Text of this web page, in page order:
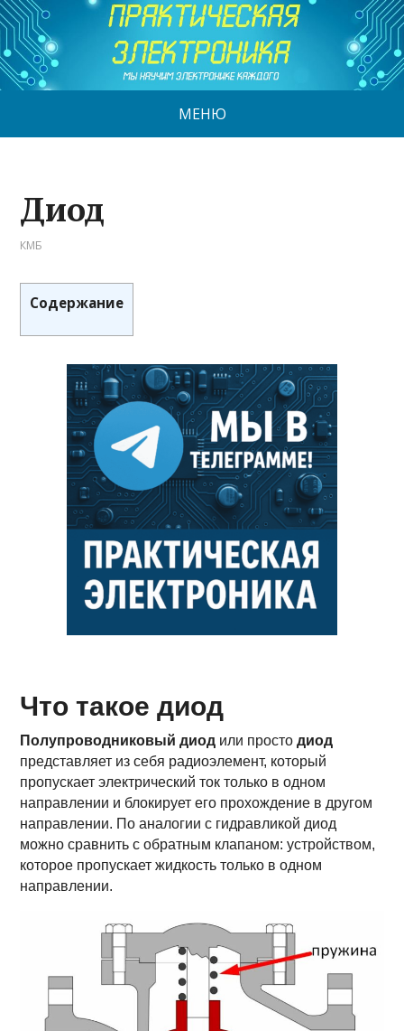
МЕНЮ
Диод
КМБ
Содержание
Что такое диод
Полупроводниковый диод или простодиод
представляет из себя радиоэлемент, который
пропускает электрический ток только в одном
направлении и блокирует его прохождение в другом
направлении. По аналогии с гидравликой диод
можно сравнить с обратным клапаном: устройством,
которое пропускает жидкость только в одном
направлении.